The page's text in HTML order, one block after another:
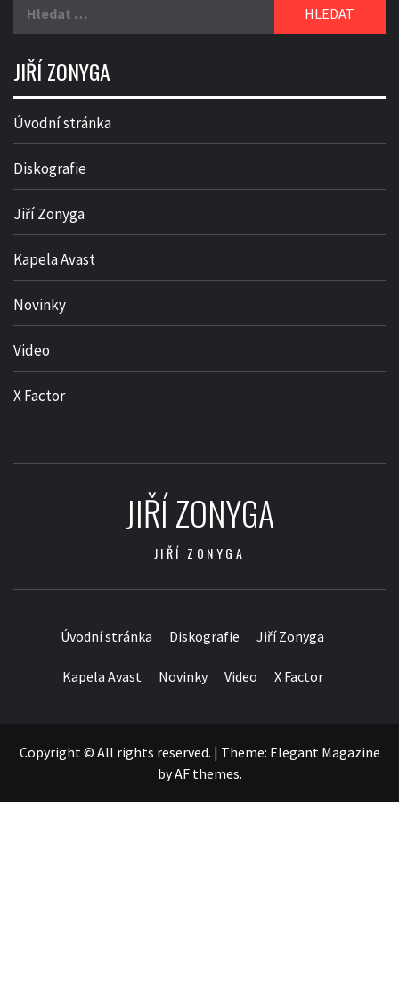
JIŘÍ ZONYGA
Úvodní stránka
Diskografie
Jiří Zonyga
Kapela Avast
Novinky
Video
X Factor
JIŘÍ ZONYGA
JIŘÍ ZONYGA
Úvodní stránka Diskografie Jiří Zonyga
Kapela Avast Novinky Video X Factor
Copyright © All rights reserved. | Theme: Elegant Magazine
byAF themes.